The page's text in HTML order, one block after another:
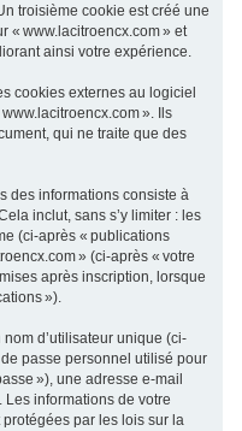
troisième cookie est créé une
« www.lacitroencx.com » et
ainsi votre expérience.
cookies externes au logiciel
». Ils
qui ne traite que des
des informations consiste à
inclut, sans s’y limiter : les
(ci-après « publications
» (ci-après « votre
après inscription, lorsque
»).
d’utilisateur unique (ci-
passe personnel utilisé pour
»), une adresse e-mail
Les informations de votre
par les lois sur la